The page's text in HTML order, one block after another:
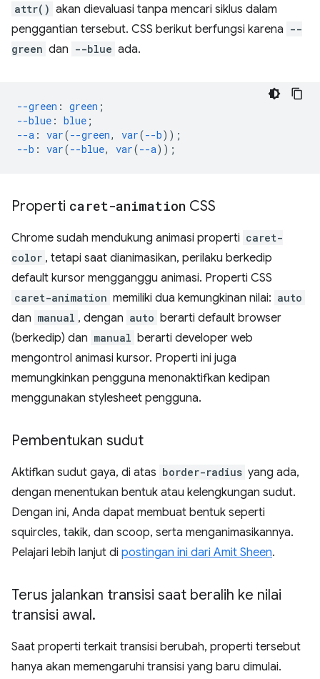
attr() akan dievaluasi tanpa mencari siklus dalam
penggantian tersebut. CSS berikut berfungsi karena --
green dan --blue ada.
--green : green ;
--blue : blue ;
--a : var(--green, var(--b));
--b : var(--blue, var(--a));
Properti caret-animation CSS
Chrome sudah mendukung animasi properti caret-
color , tetapi saat dianimasikan, perilaku berkedip
default kursor mengganggu animasi. Properti CSS
caret-animation memiliki dua kemungkinan nilai: auto
dan manual , dengan auto berarti default browser
(berkedip) dan manual berarti developer web
mengontrol animasi kursor. Properti ini juga
memungkinkan pengguna menonaktifkan kedipan
menggunakan stylesheet pengguna.
Pembentukan sudut
Aktifkan sudut gaya, di atas border-radius yang ada,
dengan menentukan bentuk atau kelengkungan sudut.
Dengan ini, Anda dapat membuat bentuk seperti
squircles, takik, dan scoop, serta menganimasikannya.
Pelajari lebih lanjut di postingan ini dari Amit Sheen.
Terus jalankan transisi saat beralih ke nilai
transisi awal.
Saat properti terkait transisi berubah, properti tersebut
hanya akan memengaruhi transisi yang baru dimulai.